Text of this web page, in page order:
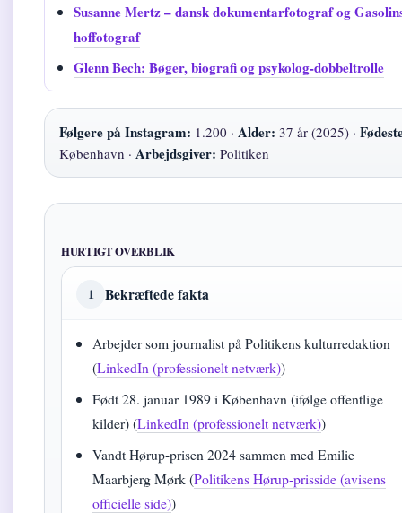
Susanne Mertz – dansk dokumentarfotograf og
hoffotograf
Glenn Bech: Bøger, biografi og psykolog-dobbeltrolle
Følgere på Instagram: 1.200 · Alder: 37 år (2025) ·
København · Arbejdsgiver: Politiken
HURTIGT OVERBLIK
1 Bekræftede fakta
Arbejder som journalist på Politikens kulturredaktion
(LinkedIn (professionelt netværk))
Født 28. januar 1989 i København (ifølge offentlige
kilder) (LinkedIn (professionelt netværk))
Vandt Hørup-prisen 2024 sammen med Emilie
Maarbjerg Mørk (Politikens Hørup-prisside (avisens
officielle side))